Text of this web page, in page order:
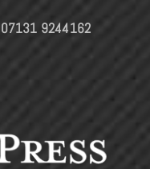
07131 9244162